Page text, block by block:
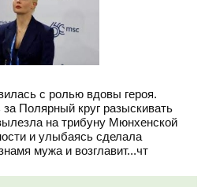
с ролью вдовы героя.
за Полярный круг разыскивать
на трибуну Мюнхенской
и улыбаясь сделала
мужа и возглавит...чт